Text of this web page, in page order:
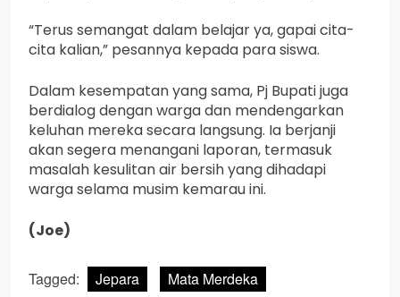
“Terus semangat dalam belajar ya, gapai cita-
cita kalian,” pesannya kepada para siswa.
Dalam kesempatan yang sama, Pj Bupati juga
berdialog dengan warga dan mendengarkan
keluhan mereka secara langsung. Ia berjanji
akan segera menangani laporan, termasuk
masalah kesulitan air bersih yang dihadapi
warga selama musim kemarau ini.
(Joe)
Tagged: Jepara
Mata Merdeka